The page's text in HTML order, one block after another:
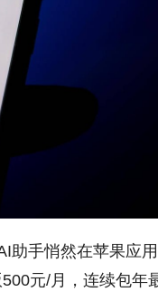
助手悄然在苹果应用
元/月，连续包年